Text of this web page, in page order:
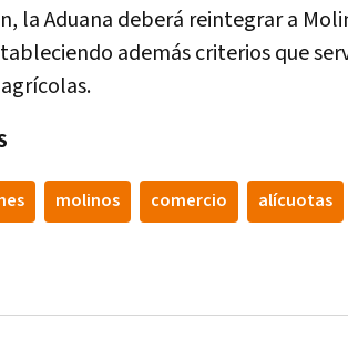
la Aduana deberá reintegrar a
además criterios que
molinos comercio alícuotas